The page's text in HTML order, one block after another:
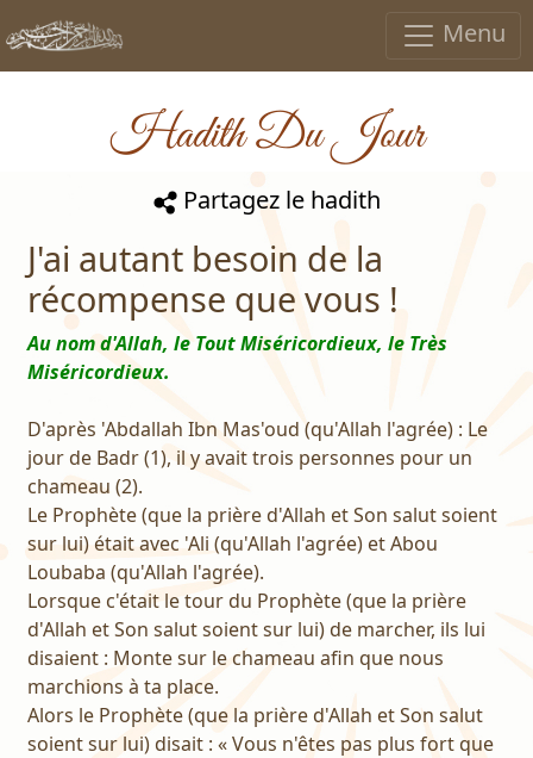
Menu
Hadith Du Jour
Partagez le hadith
J'ai autant besoin de la
récompense que vous !
Au nom d'Allah, le Tout Miséricordieux, le Très
Miséricordieux.
D'après 'Abdallah Ibn Mas'oud (qu'Allah l'agrée) : Le
jour de Badr (1), il y avait trois personnes pour un
chameau (2).
Le Prophète (que la prière d'Allah et Son salut soient
sur lui) était avec 'Ali (qu'Allah l'agrée) et Abou
Loubaba (qu'Allah l'agrée).
Lorsque c'était le tour du Prophète (que la prière
d'Allah et Son salut soient sur lui) de marcher, ils lui
disaient : Monte sur le chameau afin que nous
marchions à ta place.
Alors le Prophète (que la prière d'Allah et Son salut
soient sur lui) disait : « Vous n'êtes pas plus fort que